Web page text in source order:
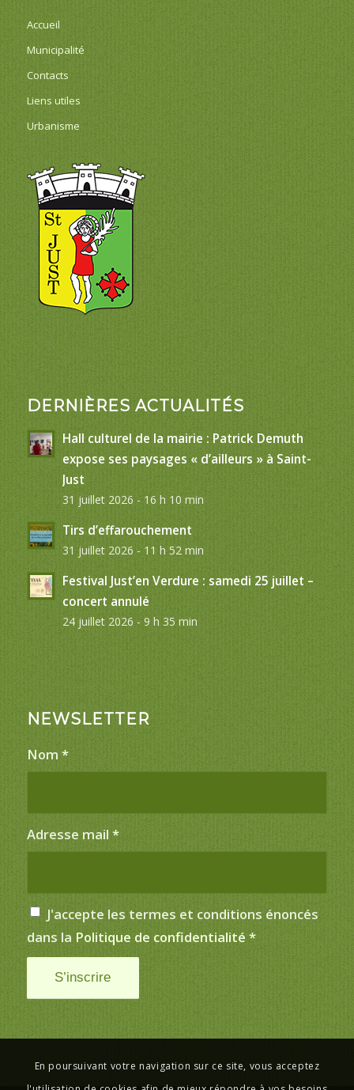
Accueil
Municipalité
Contacts
Liens utiles
Urbanisme
DERNIÈRES ACTUALITÉS
Hall culturel de la mairie : Patrick Demuth
expose ses paysages « d’ailleurs » à Saint-
Just
31 juillet 2026 - 16 h 10 min
Tirs d’effarouchement
31 juillet 2026 - 11 h 52 min
Festival Just’en Verdure : samedi 25 juillet –
concert annulé
24 juillet 2026 - 9 h 35 min
NEWSLETTER
Nom *
Adresse mail *
J'accepte les termes et conditions énoncés
dans la Politique de confidentialité *
En poursuivant votre navigation sur ce site, vous acceptez